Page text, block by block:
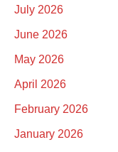
July 2026
June 2026
May 2026
April 2026
February 2026
January 2026